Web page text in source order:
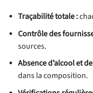
Traçabilité totale :
Contrôle des
sources.
Absence d’alcool et
dans la composition.